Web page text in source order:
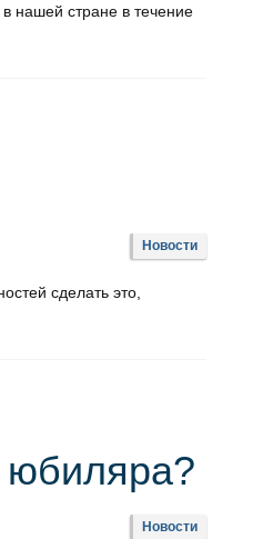
нашей стране в течение
Новости
сделать это,
юбиляра?
Новости